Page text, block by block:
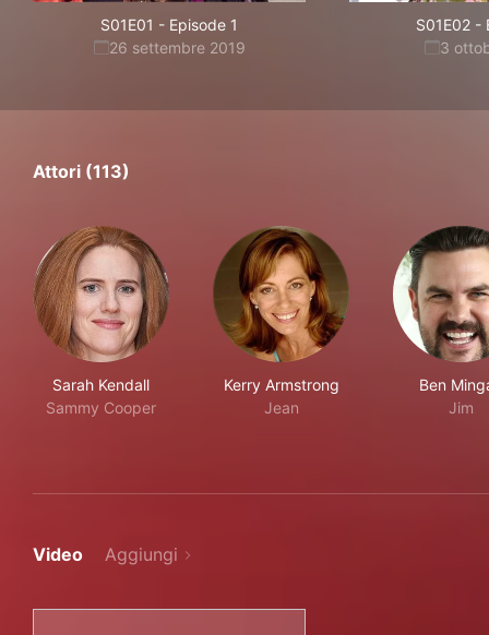
S01E01 - Episode 1
26 settembre 2019
S01E02 -
3
Attori (113)
Sarah Kendall
Sammy Cooper
Kerry Armstrong
Jean
Ben
Jim
Video Aggiungi